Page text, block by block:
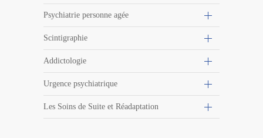
Psychiatrie personne agée
Scintigraphie
Addictologie
Urgence psychiatrique
Les Soins de Suite et Réadaptation